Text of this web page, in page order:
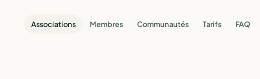
Associations Membres Communautés Tarifs FAQ